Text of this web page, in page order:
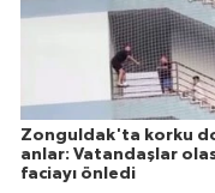
Zonguldak'ta korku
anlar: Vatandaşlar
faciayı önledi